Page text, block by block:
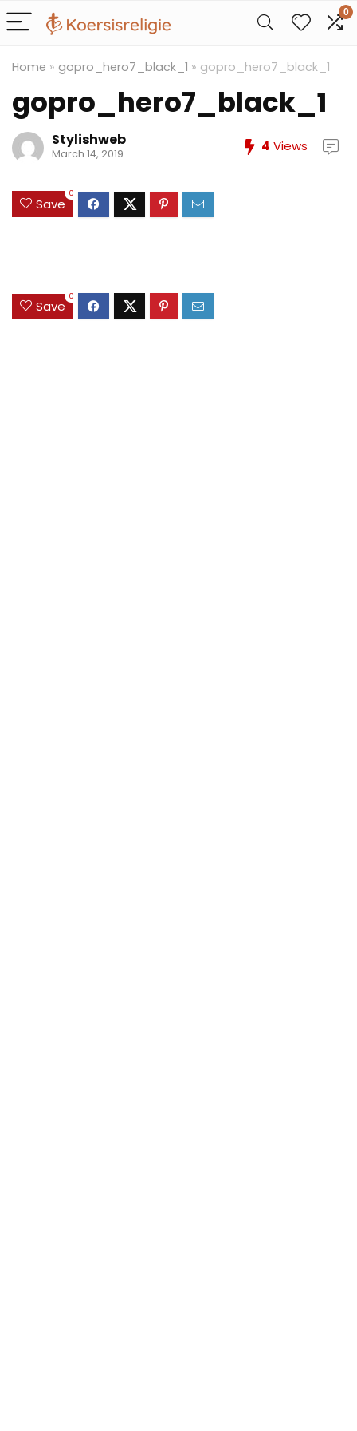
0
Home » gopro_hero7_black_1 » gopro_hero7_black_1
gopro_hero7_black_1
Stylishweb
March 14, 2019 4 Views
Save
0
Save
0